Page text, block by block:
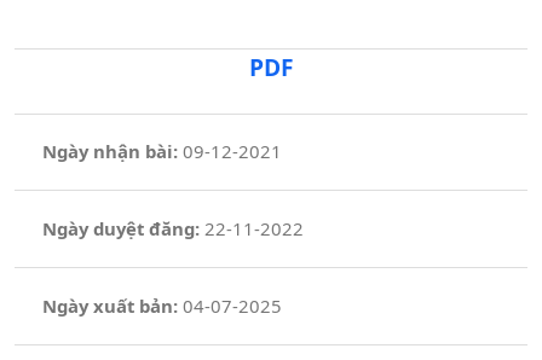
PDF
Ngày nhận bài: 09-12-2021
Ngày duyệt đăng:22-11-2022
Ngày xuất bản: 04-07-2025